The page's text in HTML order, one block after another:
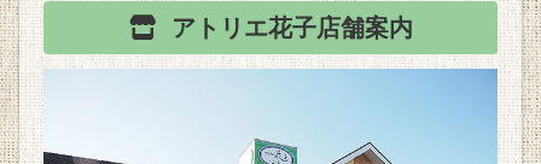
アトリエ花子店舗案内